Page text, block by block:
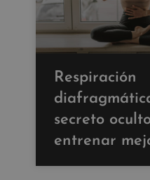
Respiración
secreto
entrenar